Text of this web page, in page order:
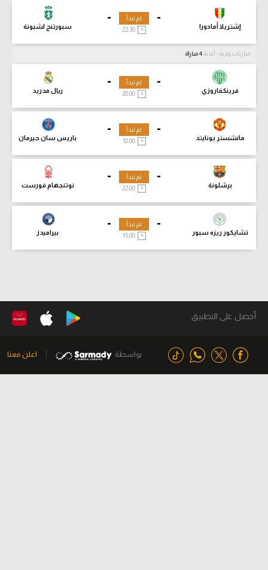
-
إشتريلا أمادورا
-
سبورتنج لشبونة
لم تبدأ
مباريات ودية - أندية
-
فرينكفاروزي
-
ريال مدريد
لم تبدأ
-
مانشستر يونايتد
-
باريس سان جيرمان
لم تبدأ
18:00
-
برشلونة
-
نوتنجهام فورست
لم تبدأ
-
تشايكور ريزه سبور
-
بيراميدز
لم تبدأ
15:00
أحصل على التطبيق
بواسطة اعلن معنا